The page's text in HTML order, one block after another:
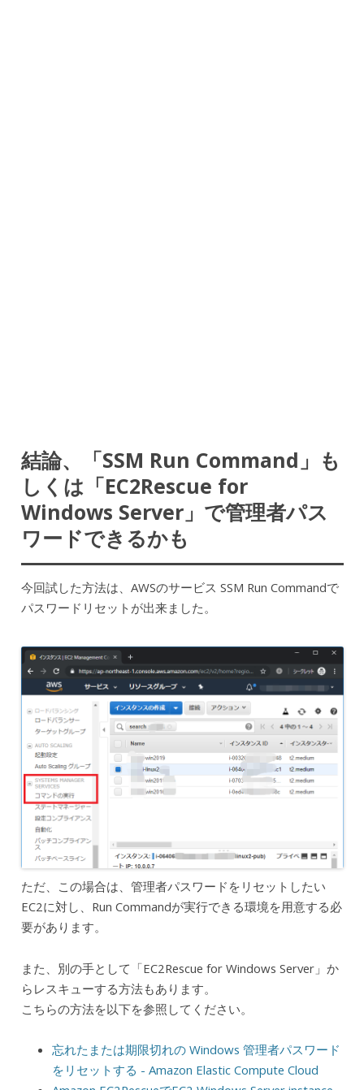
結論、「SSM Run Command」も
しくは「EC2Rescue for
Windows Server」で管理者パス
ワードできるかも
今回試した方法は、AWSのサービス SSM Run Commandで
パスワードリセットが出来ました。
ただ、この場合は、管理者パスワードをリセットしたい
EC2に対し、Run Commandが実行できる環境を用意する必
要があります。
また、別の手として「EC2Rescue for Windows Server」か
らレスキューする方法もあります。
こちらの方法を以下を参照してください。
忘れたまたは期限切れの Windows 管理者パスワード
をリセットする - Amazon Elastic Compute Cloud